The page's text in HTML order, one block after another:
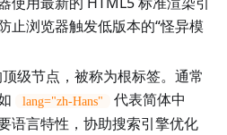
止浏览器触发低版本的“怪异模
顶级节点，被称为根标签。通常
lang="zh-Hans"
代表简体中
语言特性，协助搜索引擎优化